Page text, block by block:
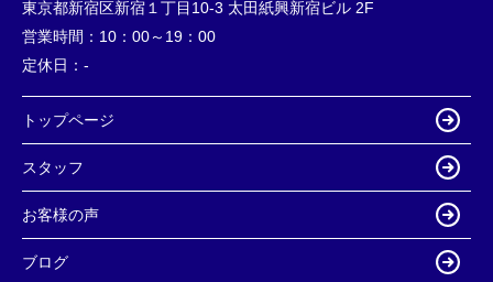
東京都新宿区新宿１丁目10-3 太田紙興新宿ビル 2F
営業時間： 10：00～19：00
定休日： -
トップページ
スタッフ
お客様の声
ブログ